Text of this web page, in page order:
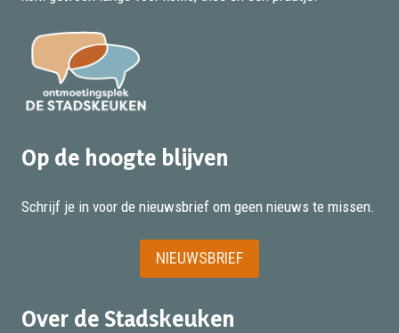
Op de hoogte blijven
Schrijf je in voor de nieuwsbrief om geen nieuws te missen.
NIEUWSBRIEF
Over de Stadskeuken